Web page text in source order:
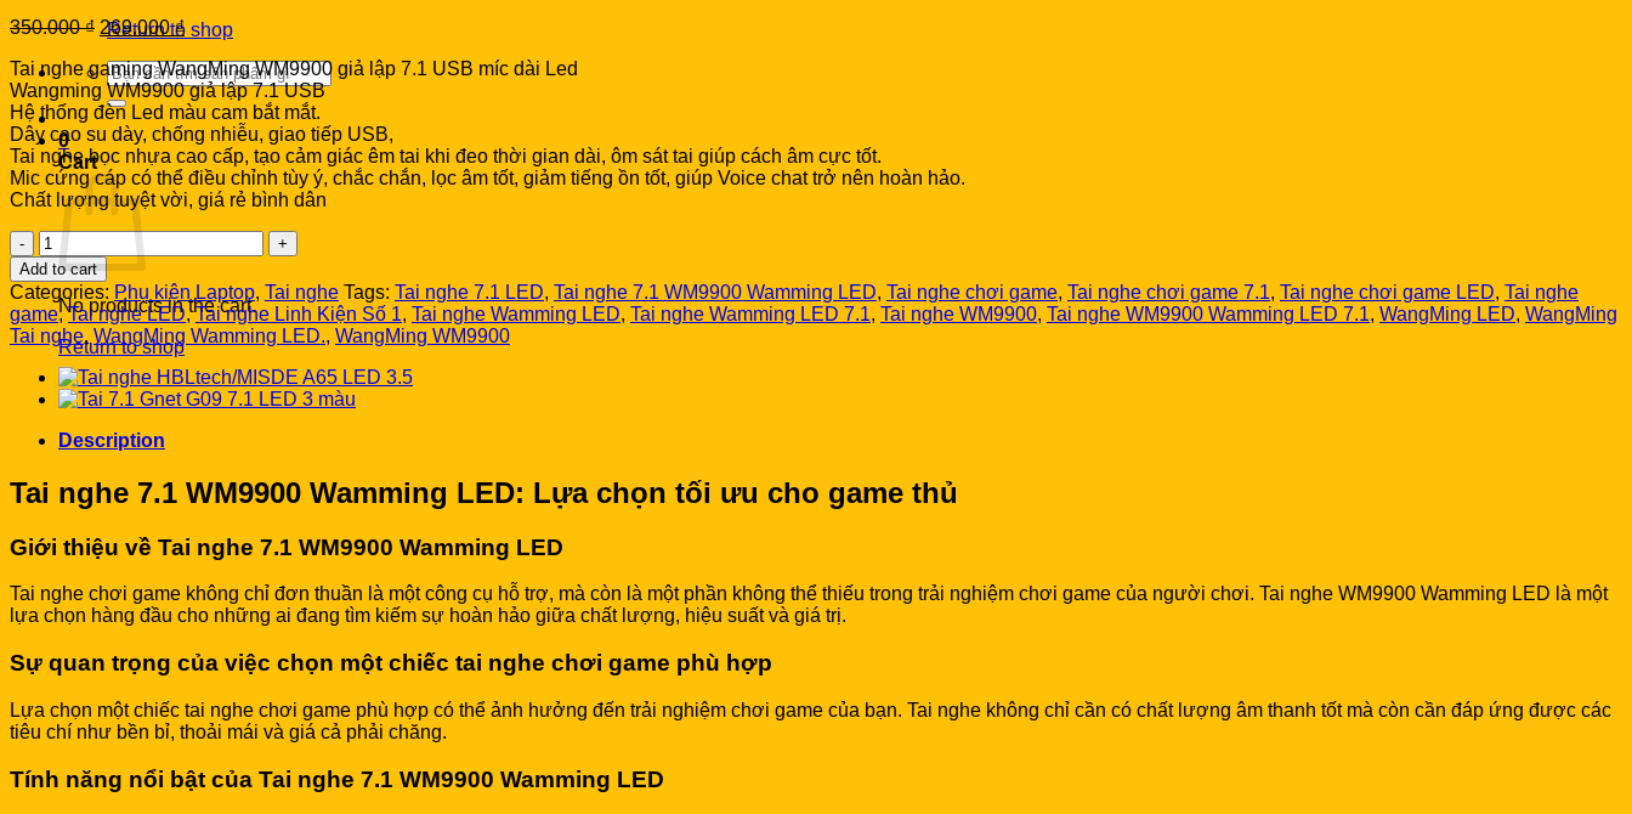
Return to shop
Search
for:
0
Cart
No products in the cart.
Return to shop
350.000₫ Original
was:
350.000 ₫.
269.000₫Current
is:
269.000 ₫.
Tai nghe gaming WangMing WM9900 giả lập 7.1 USB míc dài Led
Wangming WM9900 giả lập 7.1 USB
Hệ thống đèn Led màu cam bắt mắt.
Dây cao su dày, chống nhiễu, giao tiếp USB,
Tai nghe bọc nhựa cao cấp, tạo cảm giác êm tai khi đeo thời gian dài, ôm sát tai giúp cách âm cực tốt.
Mic cứng cáp có thể điều chỉnh tùy ý, chắc chắn, lọc âm tốt, giảm tiếng ồn tốt, giúp Voice chat trở nên hoàn hảo.
Chất lượng tuyệt vời, giá rẻ bình dân
Tai
nghe
7.1
WM9900
Wamming
LED
quantity
Add to cart
Categories: Phụ kiện Laptop, Tai nghe Tags: Tai nghe 7.1 LED, Tai nghe 7.1 WM9900 Wamming LED, Tai nghe chơi game, Tai nghe chơi game 7.1, Tai nghe chơi game LED, Tai nghe
game,Tai nghe LED,Tai nghe Linh Kiện Số 1, Tai nghe Wamming LED, Tai nghe Wamming LED 7.1, Tai nghe WM9900, Tai nghe WM9900 Wamming LED 7.1, WangMing LED, WangMing
Tai nghe, WangMing Wamming LED., WangMing WM9900
Description
Tai nghe 7.1 WM9900 Wamming LED: Lựa chọn tối ưu cho game thủ
Giới thiệu về Tai nghe 7.1 WM9900 Wamming LED
Tai nghe chơi game không chỉ đơn thuần là một công cụ hỗ trợ, mà còn là một phần không thể thiếu trong trải nghiệm chơi game của người chơi. Tai nghe WM9900 Wamming LED là một
lựa chọn hàng đầu cho những ai đang tìm kiếm sự hoàn hảo giữa chất lượng, hiệu suất và giá trị.
Sự quan trọng của việc chọn một chiếc tai nghe chơi game phù hợp
Lựa chọn một chiếc tai nghe chơi game phù hợp có thể ảnh hưởng đến trải nghiệm chơi game của bạn. Tai nghe không chỉ cần có chất lượng âm thanh tốt mà còn cần đáp ứng được các
tiêu chí như bền bỉ, thoải mái và giá cả phải chăng.
Tính năng nổi bật của Tai nghe 7.1 WM9900 Wamming LED